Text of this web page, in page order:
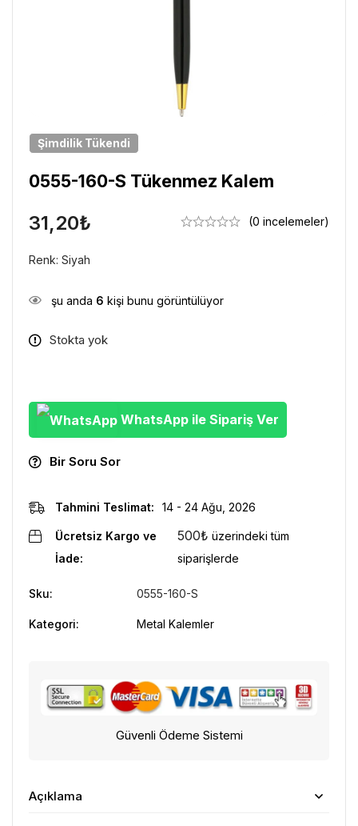
Şimdilik Tükendi
0555-160-S Tükenmez Kalem
31,20₺ (0 incelemeler)
Renk: Siyah
şu anda 6 kişi bunu görüntülüyor
Stokta yok
WhatsApp ile Sipariş Ver
Bir Soru Sor
Tahmini Teslimat: 14 - 24 Ağu, 2026
Ücretsiz Kargo ve
İade:
500₺ üzerindeki tüm
siparişlerde
Sku: 0555-160-S
Kategori: Metal Kalemler
Güvenli Ödeme Sistemi
Açıklama